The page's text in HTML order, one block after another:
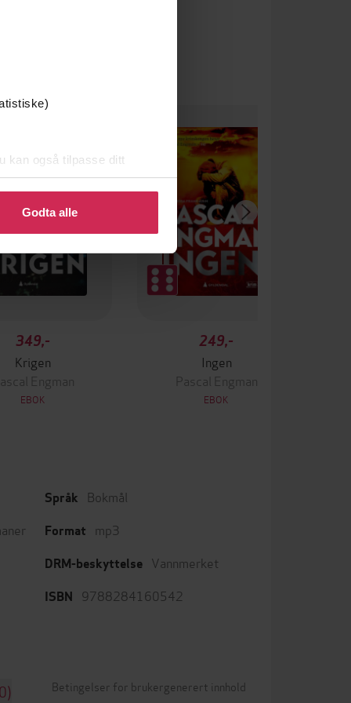
kan også tilpasse ditt
eller endre ditt samtykke.
Godta alle
349,-
Krigen
Engman
EBOK
249,-
Ingen
Pascal Engman
EBOK
Språk Bokmål
Format mp3
DRM-beskyttelse Vannmerket
ISBN 9788284160542
Betingelser for brukergenerert innhold